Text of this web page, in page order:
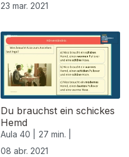
23 mar. 2021
Du brauchst ein schickes
Hemd
Aula 40 |
27 min. |
08 abr. 2021